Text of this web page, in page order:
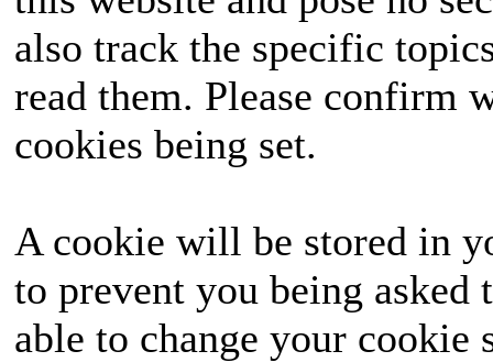
also track the specific
read them. Please confirm
cookies being set.
A cookie will be stored in
to prevent you being
able to change your